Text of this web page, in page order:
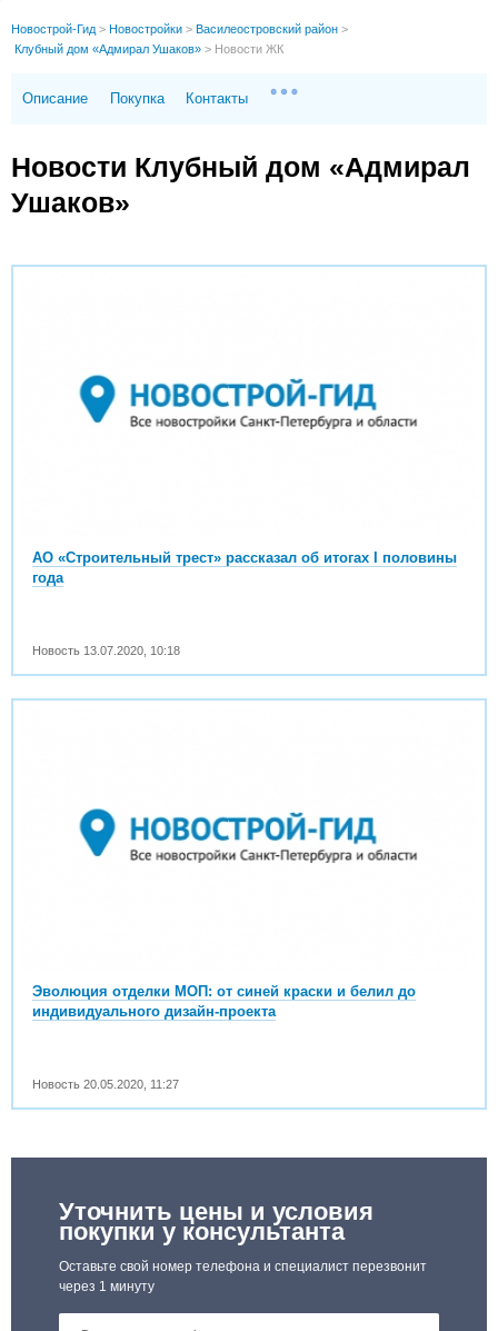
Новострой-Гид > Новостройки > Василеостровский район >
Клубный дом «Адмирал Ушаков» > Новости ЖК
Описание Покупка Контакты
Новости Клубный дом «Адмирал
Ушаков»
АО «Строительный трест» рассказал об итогах I половины
года
Новость 13.07.2020 10:18
Эволюция отделки МОП: от синей краски и белил до
индивидуального дизайн-проекта
Новость20.05.2020 11:27
Уточнить цены и условия
покупки у консультанта
Оставьте свой номер телефона и специалист перезвонит
через 1 минуту